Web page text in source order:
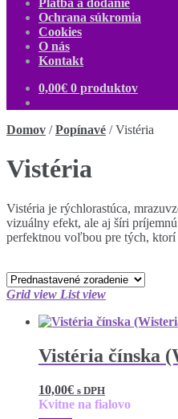
Platba a dodanie
Ochrana súkromia
Cookies
O nás
Kontakt
0,00€ 0 produktov
Domov /Popínavé /Vistéria
Vistéria
Vistéria je rýchlorastúca,
vizuálny efekt, ale aj šíri
perfektnou voľbou pre tých,
Grid view List view
Vistéria čínska
10,00€ s DPH
Kvitne na fialovo